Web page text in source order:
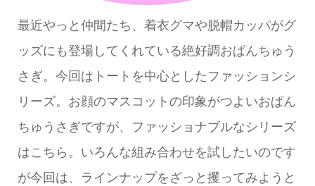
最近やっと仲間たち、着衣グマや脱帽カッパがグ
ッズにも登場してくれている絶好調おぱんちゅう
さぎ。今回はトートを中心としたファッションシ
リーズ。お顔のマスコットの印象がつよいおぱん
ちゅうさぎですが、ファッショナブルなシリーズ
はこちら。いろんな組み合わせを試したいのです
が今回は、ラインナップをざっと攫ってみようと